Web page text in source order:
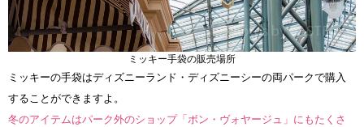
ミッキー手袋の販売場所
ミッキーの手袋はディズニーランド・ディズニーシーの両パークで購入
することができますよ。
冬のアイテムはパーク外のショップ「ボン・ヴォヤージュ」にもたくさ